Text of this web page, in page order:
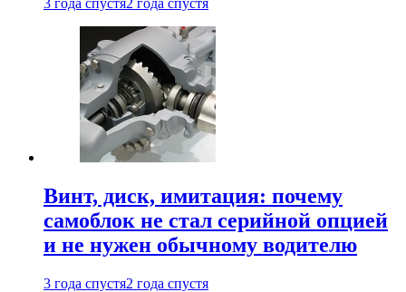
3 года спустя2 года спустя
Винт, диск, имитация: почему
самоблок не стал серийной опцией
и не нужен обычному водителю
3 года спустя2 года спустя